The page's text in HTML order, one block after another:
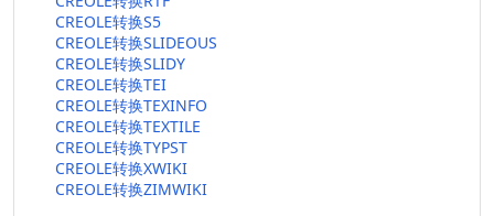
CREOLE转换S5
CREOLE转换SLIDEOUS
CREOLE转换SLIDY
CREOLE转换TEI
CREOLE转换TEXINFO
CREOLE转换TEXTILE
CREOLE转换TYPST
CREOLE转换XWIKI
CREOLE转换ZIMWIKI